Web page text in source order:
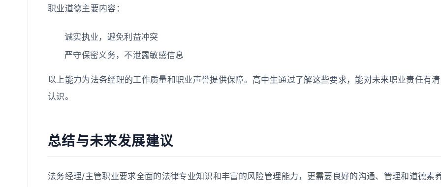
职业道德主要内容：
诚实执业，避免利益冲突
严守保密义务，不泄露敏感信息
以上能力为法务经理的工作质量和职业声誉提供保障。高中生通过了解这些要求，能对未来职业责任有
认识。
总结与未来发展建议
法务经理/主管职业要求全面的法律专业知识和丰富的风险管理能力，更需要良好的沟通、管理和道德素